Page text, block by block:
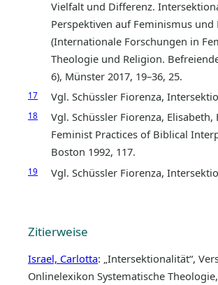
Vielfalt und Differenz.
Perspektiven auf Feminismus und
(Internationale Forschungen in
Theologie und Religion.
6), Münster 2017, 19–36, 25.
17 Vgl. Schüssler Fiorenza,
18
Vgl. Schüssler Fiorenza, Elisabeth,
Feminist Practices of Biblical
Boston 1992, 117.
19 Vgl. Schüssler Fiorenza,
Zitierweise
Israel, Carlotta: „Intersektionalität“,
Onlinelexikon Systematische